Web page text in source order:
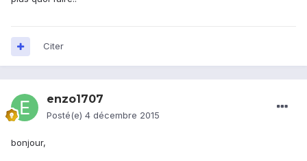
Citer
enzo1707
Posté(e) 4 décembre 2015
bonjour,